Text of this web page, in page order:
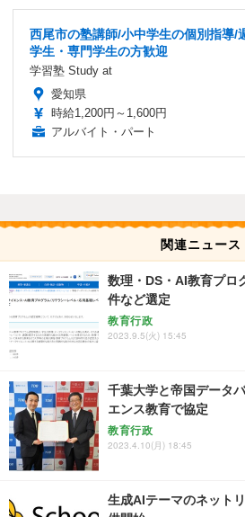
西尾市の塾講師/小中学生の個別指導/
学生・専門学生の方歓迎
学習塾 Study at
愛知県
時給1,200円～1,600円
アルバイト・パート
関連ニュース
数理・DS・AI教育プ
件など選定
教育行政
2023.9.5(火) 15:45
千葉大学と帝国データ
エンス教育で協定
教育行政
2023.4.10(月) 18:45
生成AIテーマのネット